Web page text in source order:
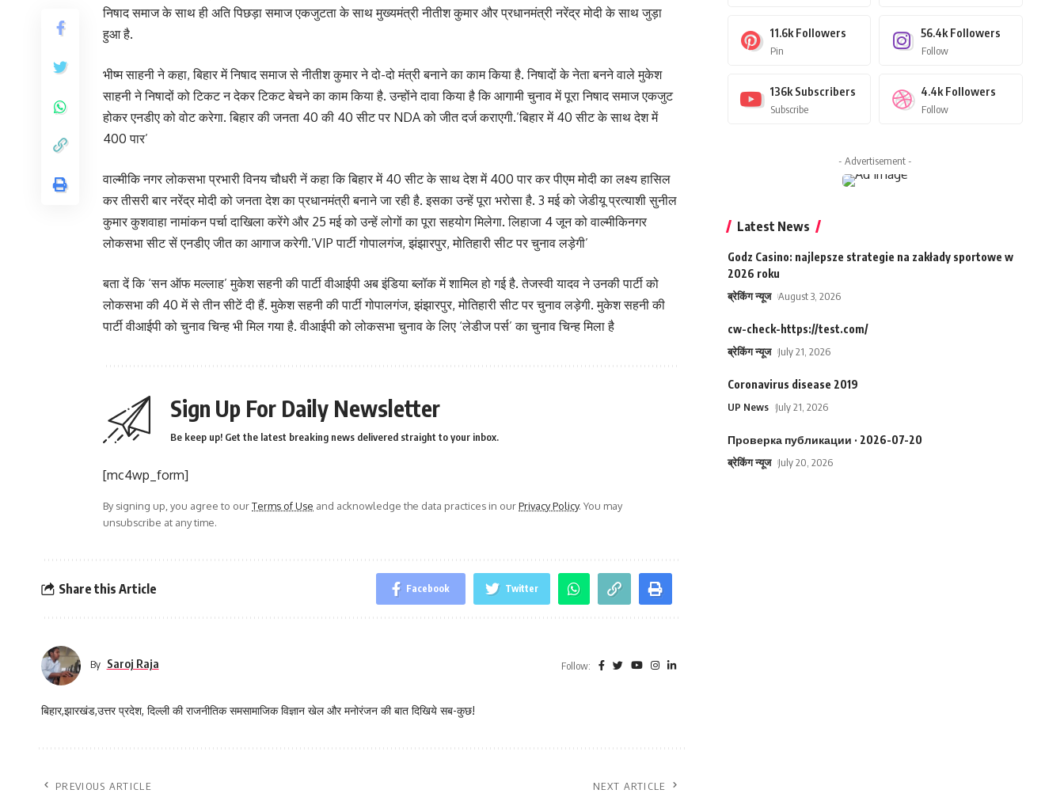
निषाद समाज के साथ ही अति पिछड़ा समाज एकजुटता के साथ मुख्यमंत्री नीतीश कुमार और प्रधानमंत्री नरेंद्र मोदी के साथ जुड़ा
हुआ है.
भीष्म साहनी ने कहा, बिहार में निषाद समाज से नीतीश कुमार ने दो-दो मंत्री बनाने का काम किया है. निषादों के नेता बनने वाले मुकेश
साहनी ने निषादों को टिकट न देकर टिकट बेचने का काम किया है. उन्होंने दावा किया है कि आगामी चुनाव में पूरा निषाद समाज एकजुट
होकर एनडीए को वोट करेगा. बिहार की जनता 40 की 40 सीट पर NDA को जीत दर्ज कराएगी.’बिहार में 40 सीट के साथ देश में
400 पार’
वाल्मीकि नगर लोकसभा प्रभारी विनय चौधरी नें कहा कि बिहार में 40 सीट के साथ देश में 400 पार कर पीएम मोदी का लक्ष्य हासिल
कर तीसरी बार नरेंद्र मोदी को जनता देश का प्रधानमंत्री बनाने जा रही है. इसका उन्हें पूरा भरोसा है. 3 मई को जेडीयू प्रत्याशी सुनील
कुमार कुशवाहा नामांकन पर्चा दाखिला करेंगे और 25 मई को उन्हें लोगों का पूरा सहयोग मिलेगा. लिहाजा 4 जून को वाल्मीकिनगर
लोकसभा सीट सें एनडीए जीत का आगाज करेगी.’VIP पार्टी गोपालगंज, झंझारपुर, मोतिहारी सीट पर चुनाव लड़ेगी’
बता दें कि ‘सन ऑफ मल्लाह’ मुकेश सहनी की पार्टी वीआईपी अब इंडिया ब्लॉक में शामिल हो गई है. तेजस्वी यादव ने उनकी पार्टी को
लोकसभा की 40 में से तीन सीटें दी हैं. मुकेश सहनी की पार्टी गोपालगंज, झंझारपुर, मोतिहारी सीट पर चुनाव लड़ेगी. मुकेश सहनी की
पार्टी वीआईपी को चुनाव चिन्ह भी मिल गया है. वीआईपी को लोकसभा चुनाव के लिए ‘लेडीज पर्स’ का चुनाव चिन्ह मिला है
Sign Up For Daily Newsletter
Be keep up! Get the latest breaking news delivered straight to your inbox.
[mc4wp_form]
By signing up, you agree to ourTerms of Use and acknowledge the data practices in ourPrivacy Policy. You may
unsubscribe at any time.
Share this Article Facebook Twitter
By Saroj Raja Follow:
बिहार,झारखंड,उत्तर प्रदेश, दिल्ली की राजनीतिक समसामाजिक विज्ञान खेल और मनोरंजन की बात दिखिये सब-कुछ!
PREVIOUS ARTICLE NEXT ARTICLE
11.6k Followers
Pin
56.4k Followers
Follow
136k Subscribers
Subscribe
4.4k Followers
Follow
- Advertisement -
Latest News
Godz Casino: najlepsze strategie na zakłady sportowe w
2026 roku
ब्रेकिंग न्यूज August 3, 2026
cw-check-https://test.com/
ब्रेकिंग न्यूज July 21, 2026
Coronavirus disease 2019
UP News July 21, 2026
Проверка публикации · 2026-07-20
ब्रेकिंग न्यूज July 20, 2026